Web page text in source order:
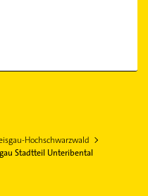
Hochschwarzwald
Stadtteil Unteribental